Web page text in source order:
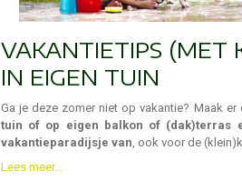
VAKANTIETIPS (MET
IN EIGEN TUIN
Ga je deze zomer niet op vakantie? Maak er
tuin of op eigen balkon of (dak)terras
vakantieparadijsje van, ook voor de
Lees meer...